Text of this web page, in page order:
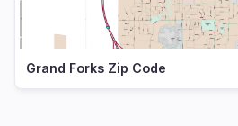
Grand Forks Zip Code